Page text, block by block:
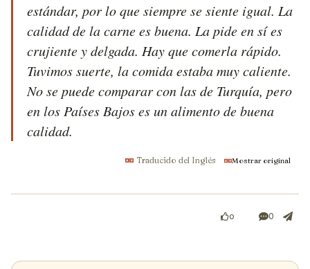
estándar, por lo que siempre se siente igual. La
calidad de la carne es buena. La pide en sí es
crujiente y delgada. Hay que comerla rápido.
Tuvimos suerte, la comida estaba muy caliente.
No se puede comparar con las de Turquía, pero
en los Países Bajos es un alimento de buena
calidad.
Traducido del Inglés Mostrar original
0 0